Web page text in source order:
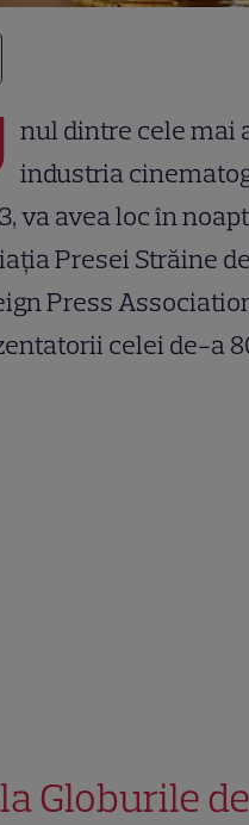
nul dintre cele mai
industria
va avea loc în
Presei Străine
Press
celei de-a
Globurile